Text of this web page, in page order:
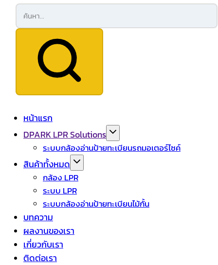
หน้าแรก
DPARK LPR Solutions
ระบบกล้องอ่านป้ายทะเบียนรถมอเตอร์ไซค์
สินค้าทั้งหมด
กล้อง LPR
ระบบ LPR
ระบบกล้องอ่านป้ายทะเบียนไม้กั้น
บทความ
ผลงานของเรา
เกี่ยวกับเรา
ติดต่อเรา